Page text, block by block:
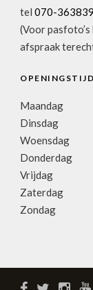
tel 070-
(Voor
afspraak
Maandag
Dinsdag
Woensdag
Donderdag
Vrijdag
Zaterdag
Zondag